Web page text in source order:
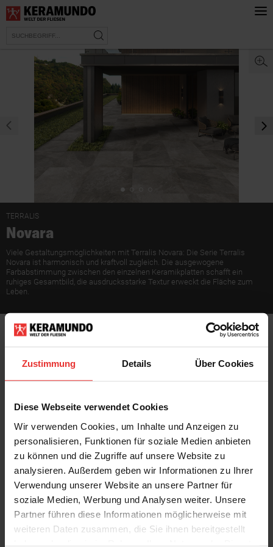
Zustimmung Details Über Cookies
Diese Webseite verwendet Cookies
Wir verwenden Cookies, um Inhalte und Anzeigen zu
personalisieren, Funktionen für soziale Medien anbieten
zu können und die Zugriffe auf unsere Website zu
analysieren. Außerdem geben wir Informationen zu Ihrer
Verwendung unserer Website an unsere Partner für
soziale Medien, Werbung und Analysen weiter. Unsere
Partner führen diese Informationen möglicherweise mit
weiteren Daten zusammen, die Sie ihnen bereitgestellt
TERRALIS
Novara
Viele Gestaltungsmöglichkeiten mit Terralis Novara: Die Serie Terralis
Novara ist harmonisch und kraftvoll zugleich. Die ausgewogene
Farbabstimmung zwischen den einzelnen Keramikplatten schafft ein
ruhiges Gesamtbild, die ausdrucksstarke Textur erweckt die Fläche zum
Leben.
Novara
100 x 100 cm
hellgrau - matt
Novara
100 x 100 cm
grau - matt